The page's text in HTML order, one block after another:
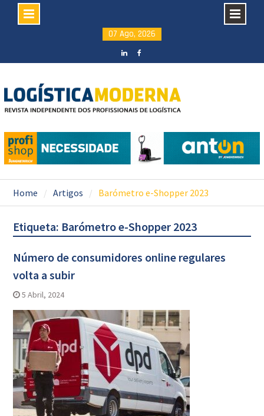
content
07 Ago, 2026
Home Artigos Barómetro e-Shopper 2023
Etiqueta: Barómetro e-Shopper 2023
Número de consumidores online regulares
volta a subir
5 Abril, 2024